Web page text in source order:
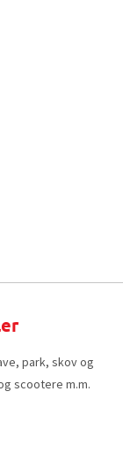
park, skov og
scootere m.m.